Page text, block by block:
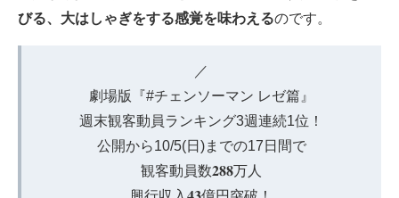
びる、大はしゃぎをする感覚を味わえるのです。
／
劇場版『#チェンソーマン レゼ篇』
週末観客動員ランキング3週連続1位！
公開から10/5(日)までの17日間で
観客動員数𝟐𝟖𝟖万人